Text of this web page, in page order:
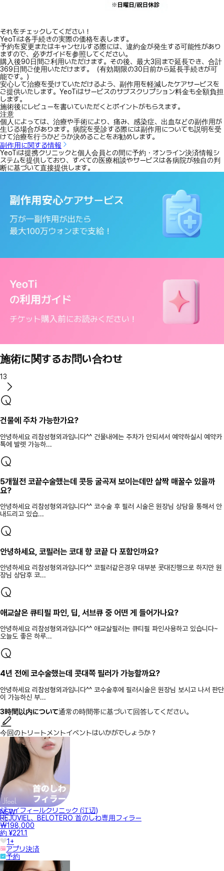
それをチェックしてください！
YeoTiは各手続きの実際の価格を表します。
予約を変更またはキャンセルする際には、違約金が発生する可能性があり
ますので、必ずガイドを参照してください。
購入後90日間ご利用いただけます。その後、最大3回まで延長でき、合計
369日間ご使用いただけます。（有効期限の30日前から延長手続きが可
能です。）
安心して治療を受けていただけるよう、副作用を軽減したケアサービスを
ご提供いたします。YeoTiはサービスのサブスクリプション料金も全額負担
します。
施術後にレビューを書いていただくとポイントがもらえます。
注意
個人によっては、治療や手術により、痛み、感染症、出血などの副作用が
生じる場合があります。病院を受診する際には副作用についても説明を受
けて治療を行うかどうか決めることをお勧めします。
副作用に関する情報
YeoTiは提携クリニックと個人会員との間に予約・オンライン決済情報シ
ステムを提供しており、すべての医療相談やサービスは各病院が独自の判
断に基づいて直接提供します。
施術に関するお問い合わせ
13
건물에 주차 가능한가요?
안녕하세요 리참성형외과입니다^^ 건물내에는 주차가 안되셔서 예약하실시 예약카
톡에 발렛 가능하...
5개월전 코끝수술했는데 콧등 굴곡져 보이는데만 살짝 매꿀수 있을까
요?
안녕하세요 리참성형외과입니다^^ 코수술 후 필러 시술은 원장님 상담을 통해서 안
내드리고 있습...
안녕하세요, 코필러는 코대 항 코끝 다 포함인까요?
안녕하세요 리참성형외과입니다^^ 코필러같은경우 대부분 콧대진행으로 하지만 원
장님 상담후 코...
애교살은 큐티필 파인, 딥, 서브큐 중 어떤 게 들어가나요?
안녕하세요 리참성형외과입니다^^ 애교살필러는 큐티필 파인사용하고 있습니다~
오늘도 좋은 하루...
4년 전에 코수술했는데 콧대쪽 필러가 가능할까요?
안녕하세요 리참성형외과입니다^^ 코수술후에 필러시술은 원장님 보시고 나서 판단
이 가능하신 부...
3時間以内について通常の時間帯に基づいて回答してください。
今回のトリートメントイベントはいかがでしょうか？
NEW
ジェイフィールクリニック (江辺)
REJUVIEL、BELOTERO 首のしわ専用フィラー
₩198,000
約 ¥221.1
1+
アプリ決済
予約